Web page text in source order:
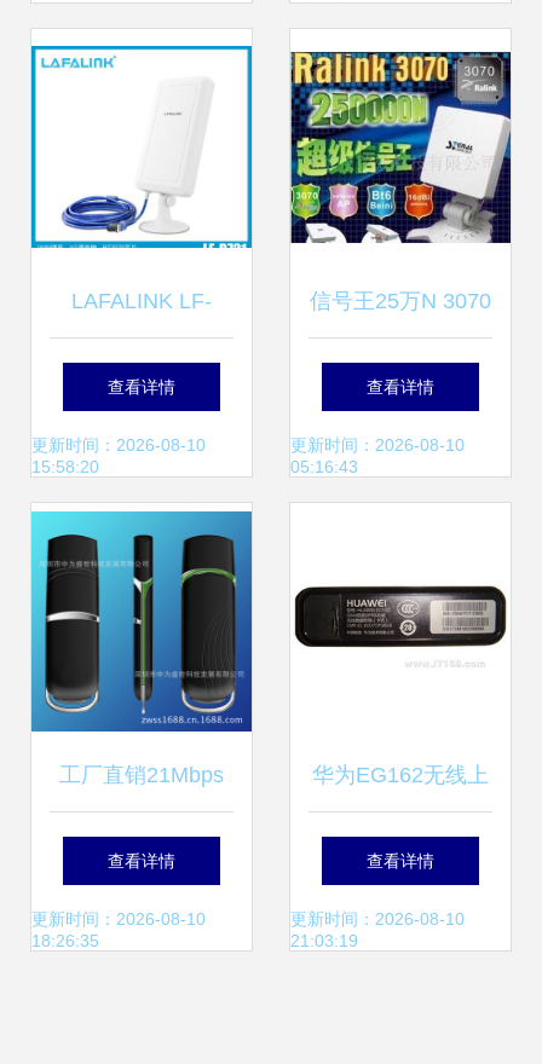
题
LAFALINK LF-
D721 室外大功率
USB无线网卡 价
格、功能与厂家解
析
查看详情
更新时间：2026-08-10
15:58:20
信号王25万N 3070
芯片无线网卡评测
性能与实用性的深
查看详情
更新时间：2026-08-10
05:16:43
工厂直销21Mbps
高通8200A芯片
3.5G联通上网卡 价
查看详情
更新时间：2026-08-10
18:26:35
华为EG162无线上
网卡 产品图片与实
用解析
查看详情
更新时间：2026-08-10
21:03:19